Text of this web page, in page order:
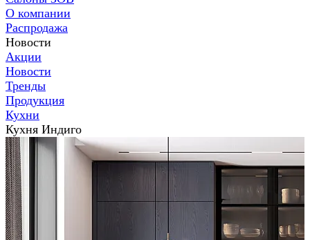
О компании
Распродажа
Новости
Акции
Новости
Тренды
Продукция
Кухни
Кухня Индиго